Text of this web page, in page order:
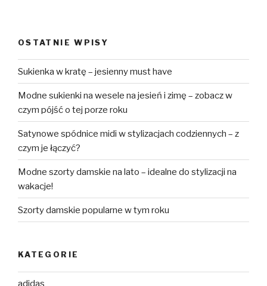
OSTATNIE WPISY
Sukienka w kratę – jesienny must have
Modne sukienki na wesele na jesień i zimę – zobacz w
czym pójść o tej porze roku
Satynowe spódnice midi w stylizacjach codziennych – z
czym je łączyć?
Modne szorty damskie na lato – idealne do stylizacji na
wakacje!
Szorty damskie popularne w tym roku
KATEGORIE
adidas